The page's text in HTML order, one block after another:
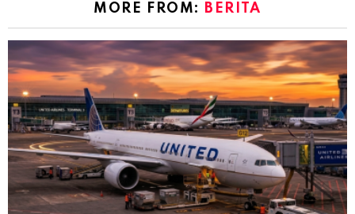
MORE FROM: BERITA